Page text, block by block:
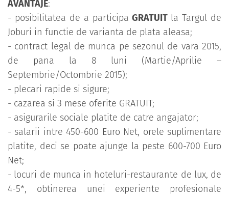
AVANTAJE:
- posibilitatea de a participaGRATUIT la Targul de
Joburi in functie de varianta de plata aleasa;
- contract legal de munca pe sezonul de vara 2015,
de pana la 8 luni (Martie/Aprilie –
Septembrie/Octombrie 2015);
- plecari rapide si sigure;
- cazarea si 3 mese oferite GRATUIT;
- asigurarile sociale platite de catre angajator;
- salarii intre 450-600 Euro Net, orele suplimentare
platite, deci se poate ajunge la peste 600-700 Euro
Net;
- locuri de munca in hoteluri-restaurante de lux, de
4-5*, obtinerea unei experiente profesionale